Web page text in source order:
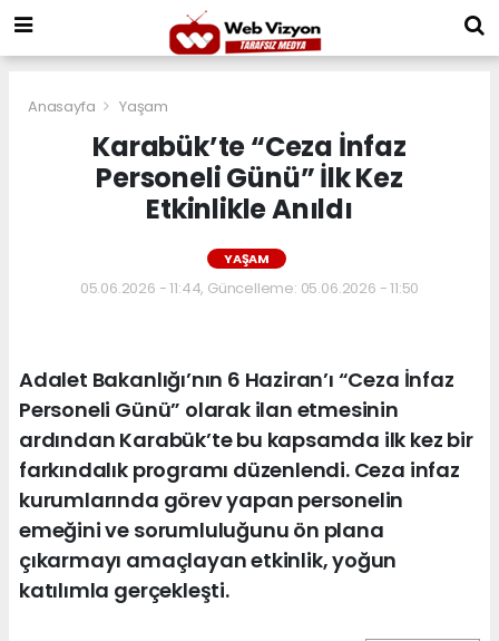
Anasayfa Yaşam
Karabük’te “Ceza İnfaz
Personeli Günü” İlk Kez
Etkinlikle Anıldı
YAŞAM
05.06.2026 - 11:44, Güncelleme: 05.06.2026 - 11:50
Adalet Bakanlığı’nın 6 Haziran’ı “Ceza İnfaz
Personeli Günü” olarak ilan etmesinin
ardından Karabük’te bu kapsamda ilk kez bir
farkındalık programı düzenlendi. Ceza infaz
kurumlarında görev yapan personelin
emeğini ve sorumluluğunu ön plana
çıkarmayı amaçlayan etkinlik, yoğun
katılımla gerçekleşti.